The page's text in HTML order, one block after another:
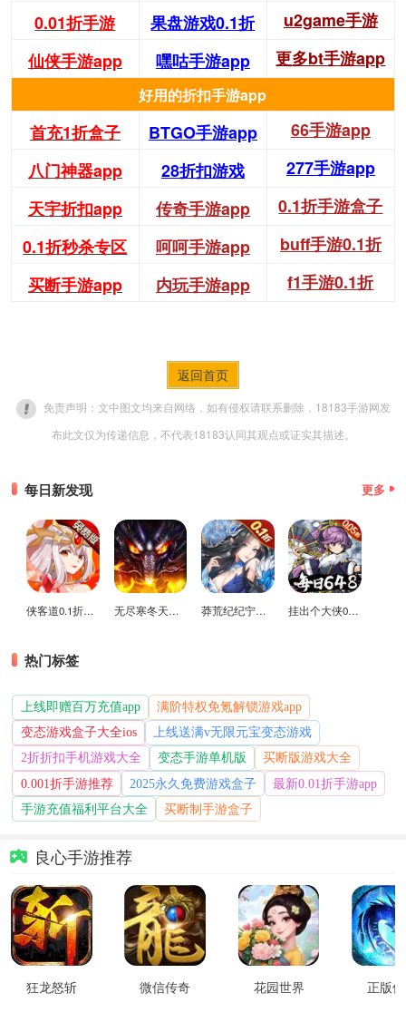
0.01折手游
果盘游戏0.1折
u2game手游
仙侠手游app
嘿咕手游app 更多bt手游app
好用的折扣手游app
首充1折盒子 BTGO手游app
66手游app
八门神器app
28折扣游戏
277手游app
天宇折扣app
传奇手游app
0.1折手游盒子
0.1折秒杀专区
呵呵手游app
buff手游0.1折
买断手游app
内玩手游app f1手游0.1折
返回首页
免责声明：文中图文均来自网络，如有侵权请联系删除，18183手游网发
布此文仅为传递信息，不代表18183认同其观点或证实其描述。
每日新发现 更多
侠客道0.1折变态版 无尽寒冬天蛇新春送礼版 莽荒纪纪宁传奇0.1折送无限连抽版 挂出个大侠0.05折免单福利版
热门标签
上线即赠百万充值app
满阶特权免氪解锁游戏app
变态游戏盒子大全ios
上线送满v无限元宝变态游戏
2折折扣手机游戏大全
变态手游单机版
买断版游戏大全
0.001折手游推荐
2025永久免费游戏盒子
最新0.01折手游app
手游充值福利平台大全
买断制手游盒子
良心手游推荐
狂龙怒斩 微信传奇 花园世界 正版